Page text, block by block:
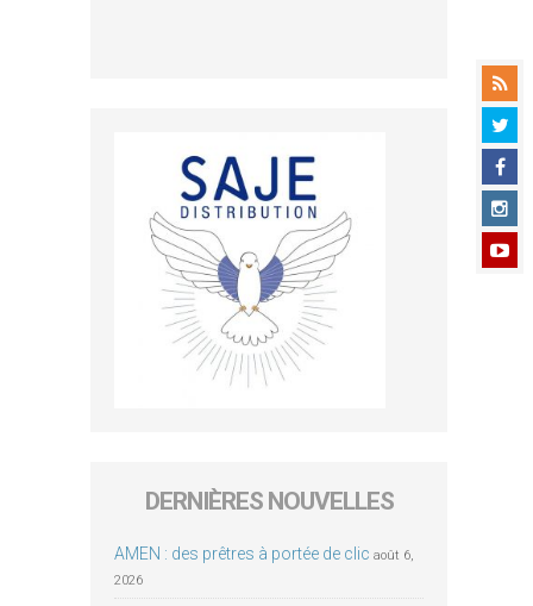
DERNIÈRES NOUVELLES
AMEN : des prêtres à portée de clic août 6,
2026